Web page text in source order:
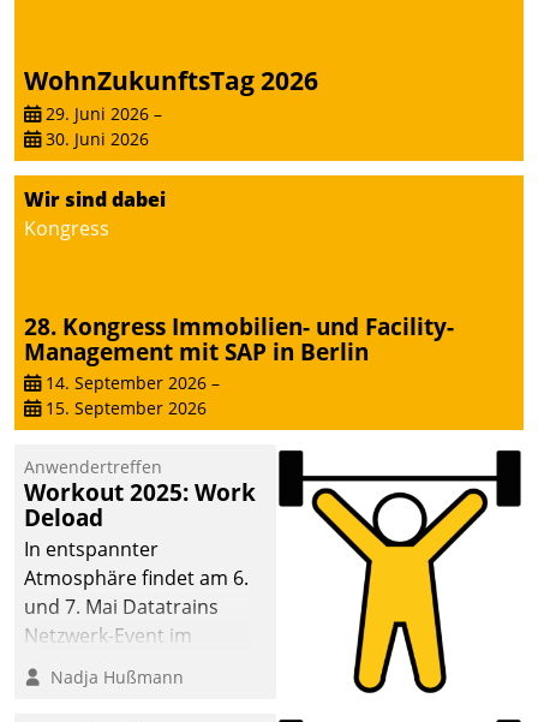
WohnZukunftsTag 2026
29. Juni 2026 –
30. Juni 2026
Wir sind dabei
Kongress
28. Kongress Immobilien- und Facility-
Management mit SAP in Berlin
14. September 2026 –
15. September 2026
Anwendertreffen
Workout 2025: Work
Deload
In entspannter
Atmosphäre findet am 6.
und 7. Mai Datatrains
Netzwerk-Event im
Kunden- und Partnerkreis
statt. Zentrale Frage: Wie
Nadja Hußmann